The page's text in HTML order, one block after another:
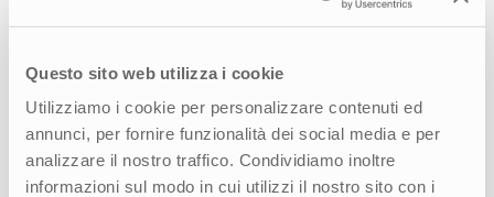
Questo sito web utilizza i cookie
Utilizziamo i cookie per personalizzare contenuti ed
annunci, per fornire funzionalità dei social media e per
analizzare il nostro traffico. Condividiamo inoltre
informazioni sul modo in cui utilizzi il nostro sito con i